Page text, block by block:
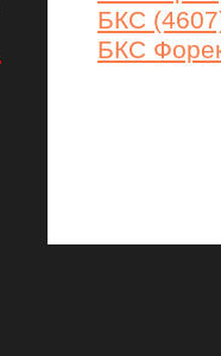
БКС
БКС